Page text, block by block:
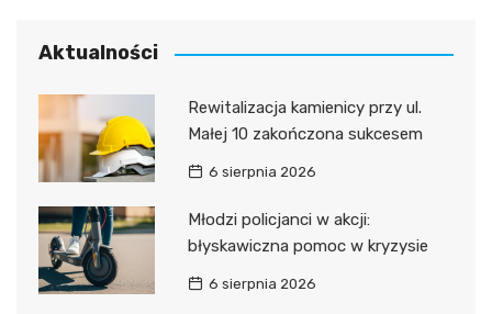
Aktualności
Rewitalizacja kamienicy przy ul.
Małej 10 zakończona sukcesem
6 sierpnia 2026
Młodzi policjanci w akcji:
błyskawiczna pomoc w kryzysie
6 sierpnia 2026